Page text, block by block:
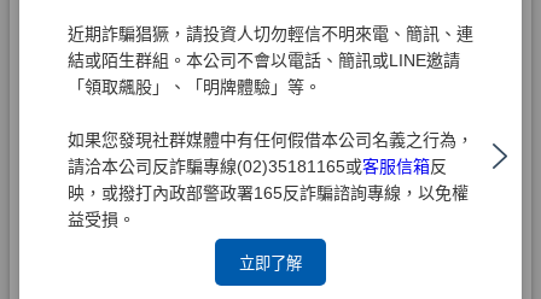
近期詐騙猖獗，請投資人切勿輕信不明來電、簡訊、連
結或陌生群組。本公司不會以電話、簡訊或LINE邀請
「領取飆股」、「明牌體驗」等。
如果您發現社群媒體中有任何假借本公司名義之行為，
請洽本公司反詐騙專線(02)35181165或客服信箱反
映，或撥打內政部警政署165反詐騙諮詢專線，以免權
益受損。
立即了解